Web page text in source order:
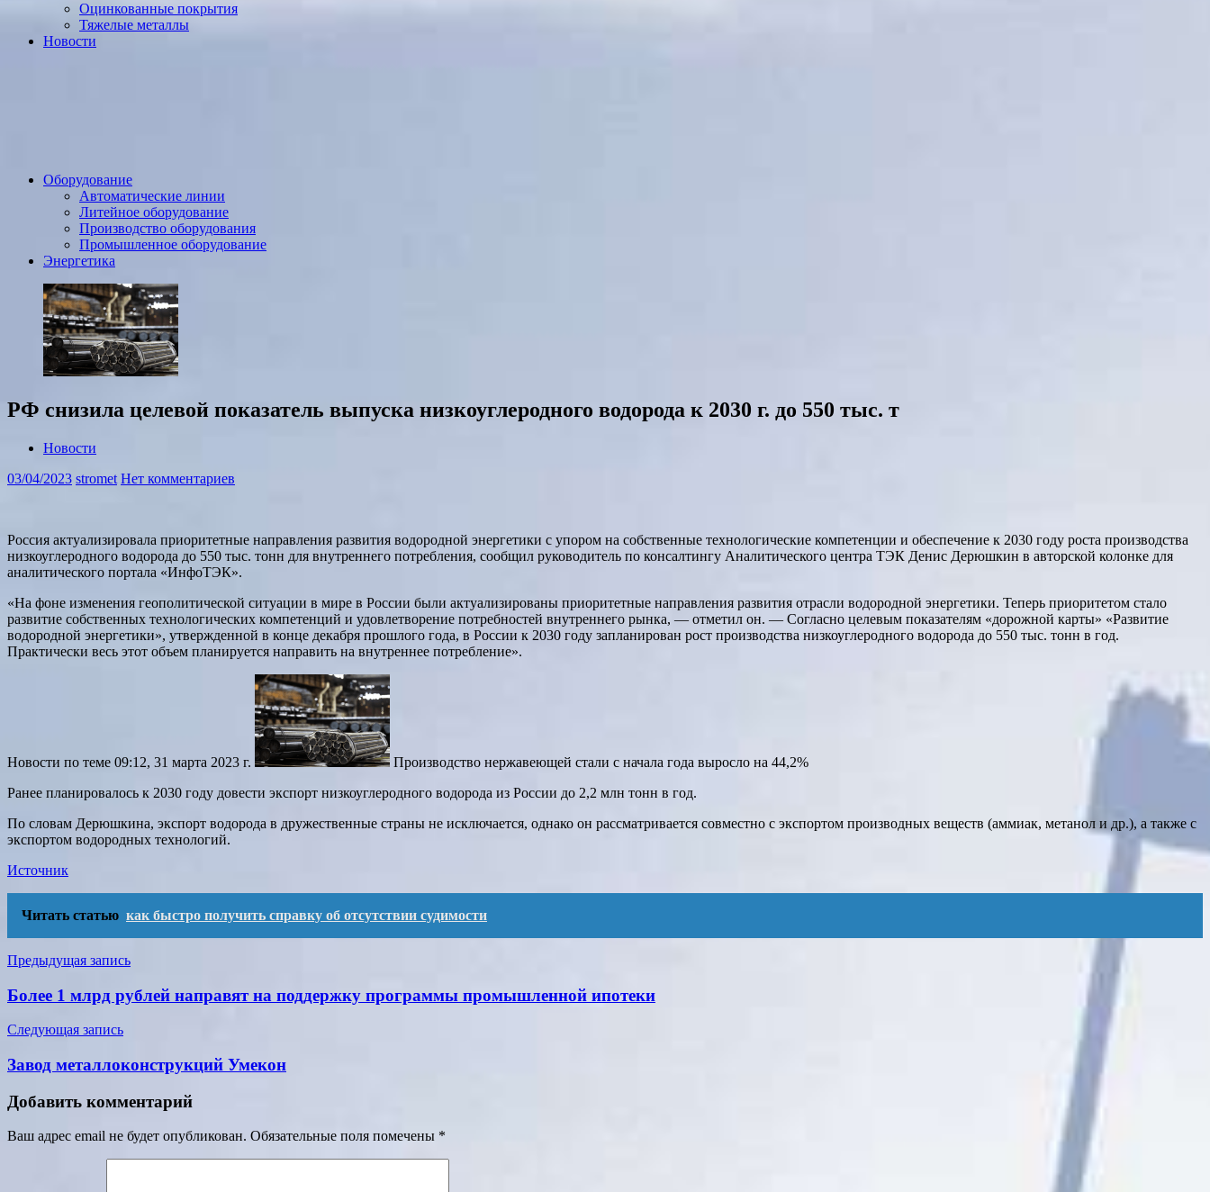
Оцинкованные покрытия
Тяжелые металлы
Новости
Оборудование
Автоматические линии
Литейное оборудование
Производство оборудования
Промышленное оборудование
Энергетика
РФ снизила целевой показатель выпуска низкоуглеродного водорода к 2030 г. до 550 тыс. т
Новости
03/04/2023 stromet Нет комментариев
Россия актуализировала приоритетные направления развития водородной энергетики с упором на собственные технологические компетенции и обеспечение к 2030 году роста производства
низкоуглеродного водорода до 550 тыс. тонн для внутреннего потребления, сообщил руководитель по консалтингу Аналитического центра ТЭК Денис Дерюшкин в авторской колонке для
аналитического портала «ИнфоТЭК».
«На фоне изменения геополитической ситуации в мире в России были актуализированы приоритетные направления развития отрасли водородной энергетики. Теперь приоритетом стало
развитие собственных технологических компетенций и удовлетворение потребностей внутреннего рынка, — отметил он. — Согласно целевым показателям «дорожной карты» «Развитие
водородной энергетики», утвержденной в конце декабря прошлого года, в России к 2030 году запланирован рост производства низкоуглеродного водорода до 550 тыс. тонн в год.
Практически весь этот объем планируется направить на внутреннее потребление».
Новости по теме 09:12, 31 марта 2023 г.
Производство нержавеющей стали с начала года выросло на 44,2%
Ранее планировалось к 2030 году довести экспорт низкоуглеродного водорода из России до 2,2 млн тонн в год.
По словам Дерюшкина, экспорт водорода в дружественные страны не исключается, однако он рассматривается совместно с экспортом производных веществ (аммиак, метанол и др.), а также с
экспортом водородных технологий.
Источник
Читать статью как быстро получить справку об отсутствии судимости
Навигация
по
Предыдущая запись
Более 1 млрд рублей направят на поддержку программы промышленной ипотеки
Следующая запись
Завод металлоконструкций Умекон
Добавить комментарий
Ваш адрес email не будет опубликован. Обязательные поля помечены *